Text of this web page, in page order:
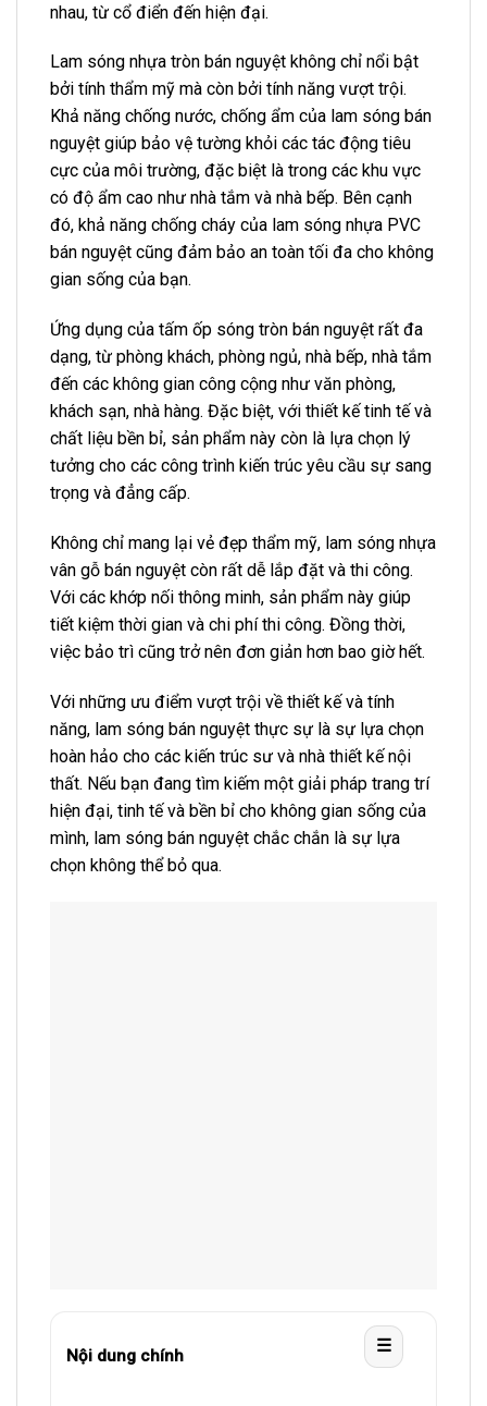
nhau, từ cổ điển đến hiện đại.
Lam sóng nhựa tròn bán nguyệt không chỉ nổi bật
bởi tính thẩm mỹ mà còn bởi tính năng vượt trội.
Khả năng chống nước, chống ẩm của lam sóng bán
nguyệt giúp bảo vệ tường khỏi các tác động tiêu
cực của môi trường, đặc biệt là trong các khu vực
có độ ẩm cao như nhà tắm và nhà bếp. Bên cạnh
đó, khả năng chống cháy của lam sóng nhựa PVC
bán nguyệt cũng đảm bảo an toàn tối đa cho không
gian sống của bạn.
Ứng dụng của tấm ốp sóng tròn bán nguyệt rất đa
dạng, từ phòng khách, phòng ngủ, nhà bếp, nhà tắm
đến các không gian công cộng như văn phòng,
khách sạn, nhà hàng. Đặc biệt, với thiết kế tinh tế và
chất liệu bền bỉ, sản phẩm này còn là lựa chọn lý
tưởng cho các công trình kiến trúc yêu cầu sự sang
trọng và đẳng cấp.
Không chỉ mang lại vẻ đẹp thẩm mỹ, lam sóng nhựa
vân gỗ bán nguyệt còn rất dễ lắp đặt và thi công.
Với các khớp nối thông minh, sản phẩm này giúp
tiết kiệm thời gian và chi phí thi công. Đồng thời,
việc bảo trì cũng trở nên đơn giản hơn bao giờ hết.
Với những ưu điểm vượt trội về thiết kế và tính
năng, lam sóng bán nguyệt thực sự là sự lựa chọn
hoàn hảo cho các kiến trúc sư và nhà thiết kế nội
thất. Nếu bạn đang tìm kiếm một giải pháp trang trí
hiện đại, tinh tế và bền bỉ cho không gian sống của
mình, lam sóng bán nguyệt chắc chắn là sự lựa
chọn không thể bỏ qua.
Nội dung chính ☰